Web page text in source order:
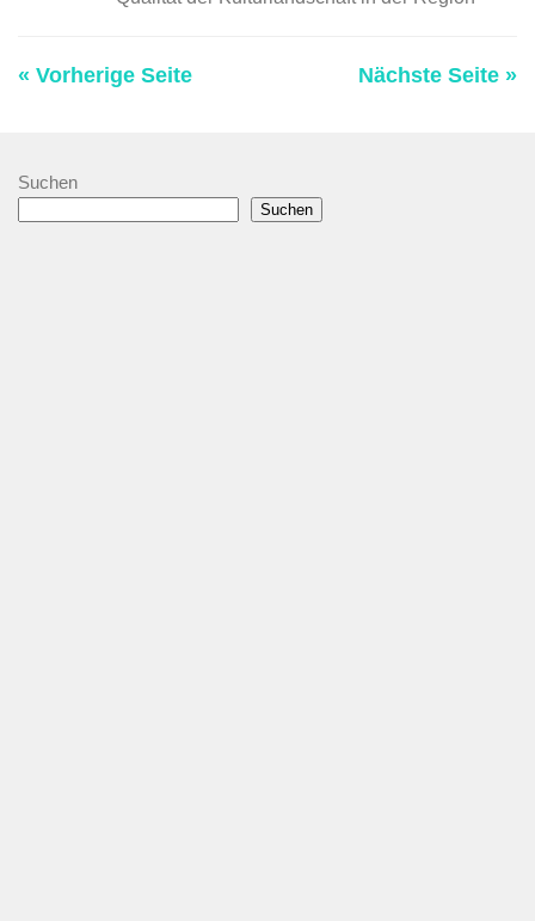
« Vorherige Seite Nächste Seite »
Suchen
Suchen